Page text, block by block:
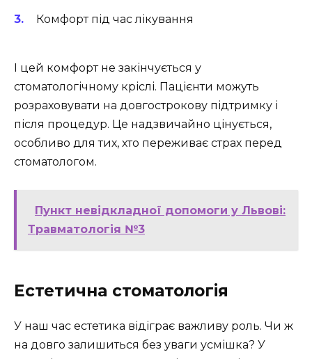
Комфорт під час лікування
І цей комфорт не закінчується у
стоматологічному кріслі. Пацієнти можуть
розраховувати на довгострокову підтримку і
після процедур. Це надзвичайно цінується,
особливо для тих, хто переживає страх перед
стоматологом.
Пункт невідкладної допомоги у Львові:
Травматологія №3
Естетична стоматологія
У наш час естетика відіграє важливу роль. Чи ж
на довго залишиться без уваги усмішка? У